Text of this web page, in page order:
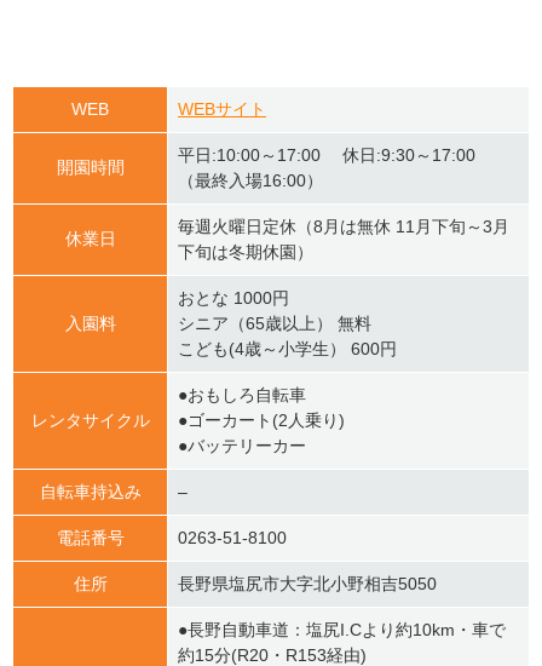
WEB WEBサイト
開園時間
平日:10:00～17:00 休日:9:30～17:00
（最終入場16:00）
休業日
毎週火曜日定休（8月は無休 11月下旬～3月
下旬は冬期休園）
入園料
おとな 1000円
シニア（65歳以上） 無料
こども(4歳～小学生） 600円
レンタサイクル
●おもしろ自転車
●ゴーカート(2人乗り)
●バッテリーカー
自転車持込み –
電話番号 0263-51-8100
住所 長野県塩尻市大字北小野相吉5050
●長野自動車道：塩尻I.Cより約10km・車で
約15分(R20・R153経由)